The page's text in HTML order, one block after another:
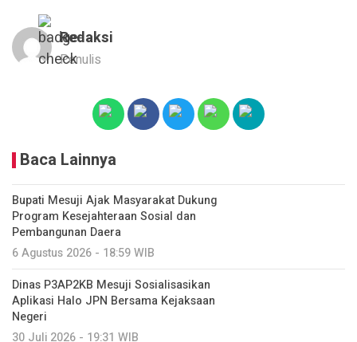
Redaksi
Penulis
Baca Lainnya
Bupati Mesuji Ajak Masyarakat Dukung
Program Kesejahteraan Sosial dan
Pembangunan Daera
6 Agustus 2026 - 18:59 WIB
Dinas P3AP2KB Mesuji Sosialisasikan
Aplikasi Halo JPN Bersama Kejaksaan
Negeri
30 Juli 2026 - 19:31 WIB